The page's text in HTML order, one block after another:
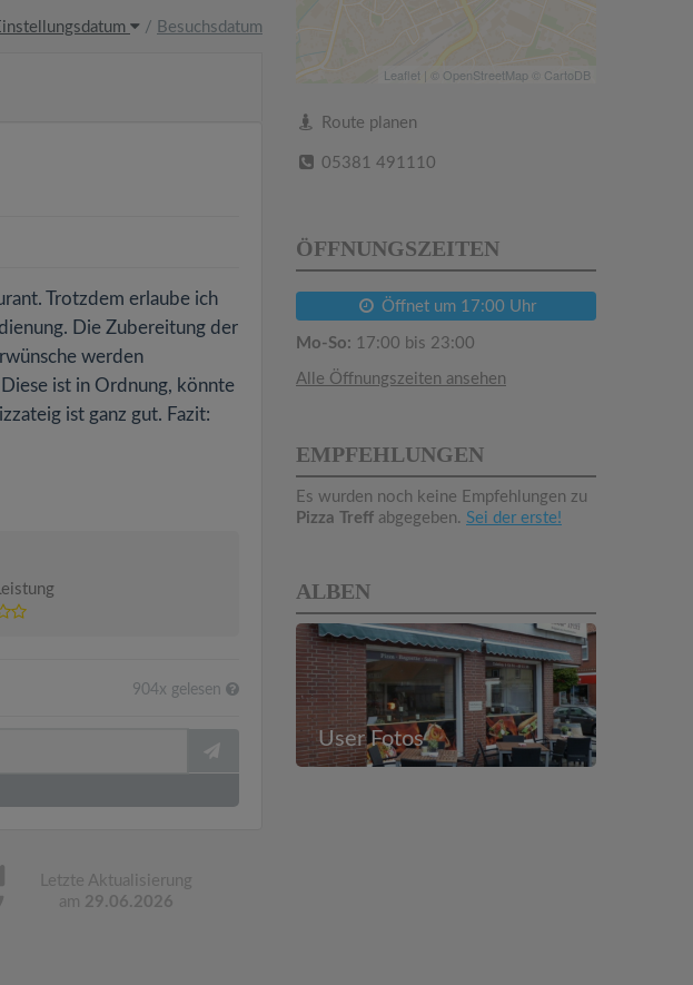
/ Besuchsdatum
Trotzdem erlaube ich
Die Zubereitung der
werden
ist in Ordnung, könnte
ist ganz gut. Fazit:
904x gelesen
Letzte Aktualisierung
am 29.06.2026
Leaflet | © OpenStreetMap © CartoDB
Route planen
05381 491110
ÖFFNUNGSZEITEN
Öffnet um 17:00 Uhr
Mo-So: 17:00 bis 23:00
Alle Öffnungszeiten ansehen
EMPFEHLUNGEN
Es wurden noch keine Empfehlungen zu
Pizza Treff abgegeben. Sei der erste!
ALBEN
User Fotos